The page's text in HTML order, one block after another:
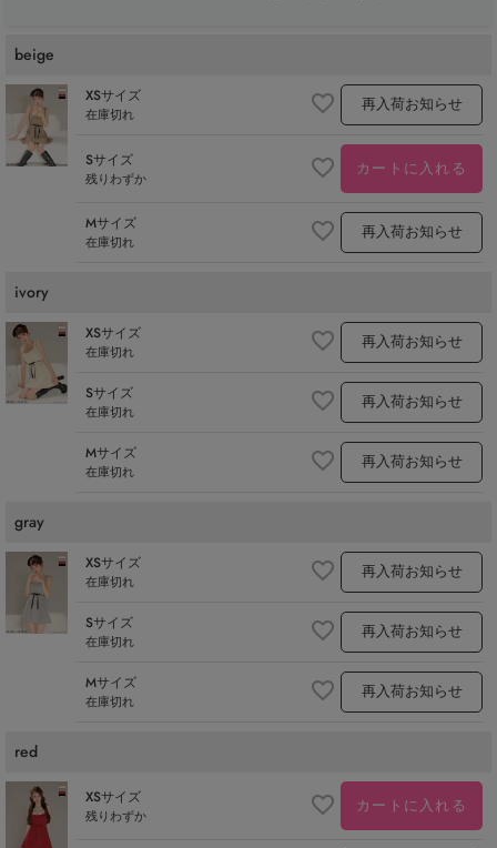
beige
XSサイズ
在庫切れ 再入荷お知らせ
Sサイズ
残りわずか カートに入れる
Mサイズ
在庫切れ 再入荷お知らせ
ivory
XSサイズ
在庫切れ 再入荷お知らせ
Sサイズ
在庫切れ 再入荷お知らせ
Mサイズ
在庫切れ 再入荷お知らせ
gray
XSサイズ
在庫切れ 再入荷お知らせ
Sサイズ
在庫切れ 再入荷お知らせ
Mサイズ
在庫切れ 再入荷お知らせ
red
XSサイズ
残りわずか カートに入れる